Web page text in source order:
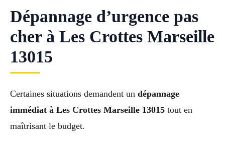
Dépannage d’urgence pas
cher à Les Crottes Marseille
13015
Certaines situations demandent un dépannage
immédiat à Les Crottes Marseille 13015 tout en
maîtrisant le budget.